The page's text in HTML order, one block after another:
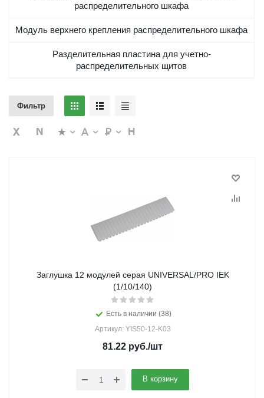
распределительного шкафа
Модуль верхнего крепления распределительного шкафа
Разделительная пластина для учетно-
распределительных щитов
Фильтр
Заглушка 12 модулей серая UNIVERSAL/PRO IEK
(1/10/140)
Есть в наличии (38)
Артикул: YIS50-12-K03
81.22 руб./шт
В корзину